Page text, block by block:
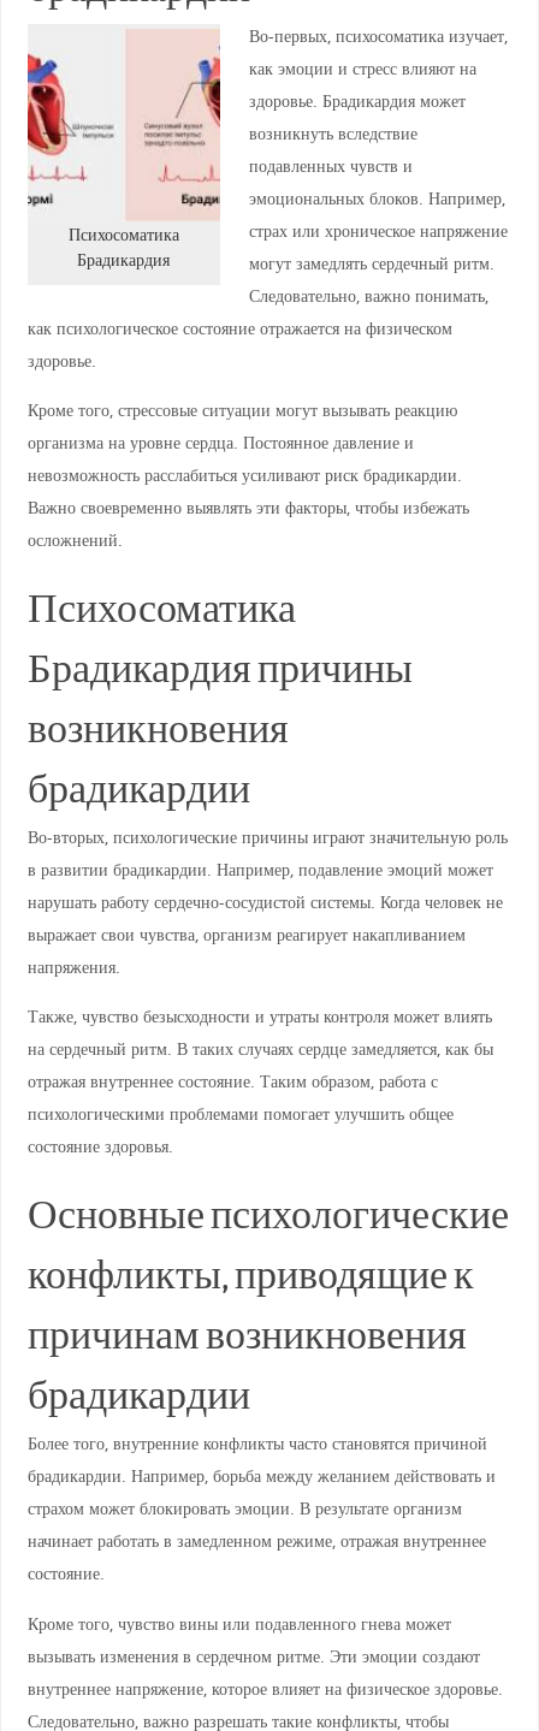
Психосоматика
Брадикардия
Во-первых, психосоматика изучает,
как эмоции и стресс влияют на
здоровье. Брадикардия может
возникнуть вследствие
подавленных чувств и
эмоциональных блоков. Например,
страх или хроническое напряжение
могут замедлять сердечный ритм.
Следовательно, важно понимать,
как психологическое состояние отражается на физическом
здоровье.
Кроме того, стрессовые ситуации могут вызывать реакцию
организма на уровне сердца. Постоянное давление и
невозможность расслабиться усиливают риск брадикардии.
Важно своевременно выявлять эти факторы, чтобы избежать
осложнений.
Психосоматика
Брадикардия причины
возникновения
брадикардии
Во-вторых, психологические причины играют значительную роль
в развитии брадикардии. Например, подавление эмоций может
нарушать работу сердечно-сосудистой системы. Когда человек не
выражает свои чувства, организм реагирует накапливанием
напряжения.
Также, чувство безысходности и утраты контроля может влиять
на сердечный ритм. В таких случаях сердце замедляется, как бы
отражая внутреннее состояние. Таким образом, работа с
психологическими проблемами помогает улучшить общее
состояние здоровья.
Основные психологические
конфликты, приводящие к
причинам возникновения
брадикардии
Более того, внутренние конфликты часто становятся причиной
брадикардии. Например, борьба между желанием действовать и
страхом может блокировать эмоции. В результате организм
начинает работать в замедленном режиме, отражая внутреннее
состояние.
Кроме того, чувство вины или подавленного гнева может
вызывать изменения в сердечном ритме. Эти эмоции создают
внутреннее напряжение, которое влияет на физическое здоровье.
Следовательно, важно разрешать такие конфликты, чтобы